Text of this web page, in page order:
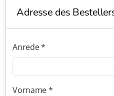
Adresse des
Anrede *
Vorname *
Physiognomie und Charakter
Physiognomie und Charakter
Physiognomie und Charakter